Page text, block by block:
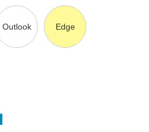
Outlook Edge